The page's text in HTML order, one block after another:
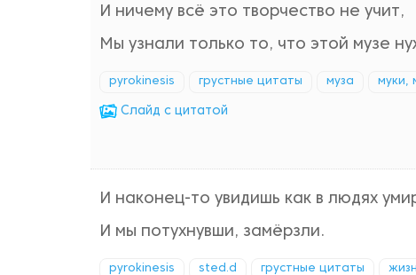
И ничему всё это творчество не учит,
Мы узнали только то, что этой музе
pyrokinesis грустные цитаты муза муки,
Cлайд с цитатой
И наконец-то увидишь как в людях
И мы потухнувши, замёрзли.
pyrokinesis sted.d грустные цитаты